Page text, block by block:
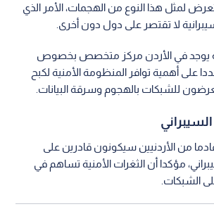
لمثل هذا النوع من الهجمات، الأمر الذي
لا تقتصر على دول دون أخرى.
أنه يوجد في الأردن مركز متخصص بخصوص
على أهمية توافر المنظومة الأمنية لكبح
للشبكات بالهجوم وسرقة البيانات.
من الأردنيين سيكونون قادرين على
مؤكدا أن الثغرات الأمنية تساهم في
الشبكات.